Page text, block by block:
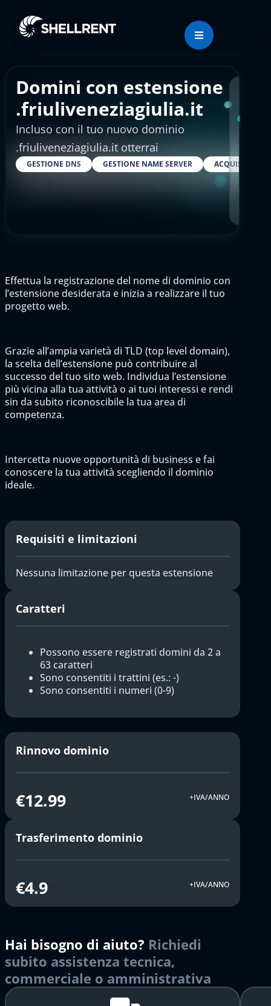
Domini con estensione
.friuliveneziagiulia.it
Incluso con il tuo nuovo dominio
.friuliveneziagiulia.it otterrai
GESTIONE DNS GESTIONE NAME SERVER ACQUISTARE
Effettua la registrazione del nome di dominio con
l’estensione desiderata e inizia a realizzare il tuo
progetto web.
Grazie all’ampia varietà di TLD (top level domain),
la scelta dell’estensione può contribuire al
successo del tuo sito web. Individua l’estensione
più vicina alla tua attività o ai tuoi interessi e rendi
sin da subito riconoscibile la tua area di
competenza.
Intercetta nuove opportunità di business e fai
conoscere la tua attività scegliendo il dominio
ideale.
Requisiti e limitazioni
Nessuna limitazione per questa estensione
Caratteri
Possono essere registrati domini da 2 a
63 caratteri
Sono consentiti i trattini (es.: -)
Sono consentiti i numeri (0-9)
Rinnovo dominio
€12.99 +IVA/ANNO
Trasferimento dominio
€4.9 +IVA/ANNO
Hai bisogno di aiuto? Richiedi
subito assistenza tecnica,
commerciale o amministrativa